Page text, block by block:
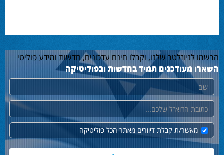
הרשמו לניוזלטר שלנו, וקבלו חינם עדכונים, חדשות ומידע פוליטי
השארו מעודכנים תמיד בחדשות ובפוליטיקה
שם
דוא"ל
מאשר/ת קבלת דיוורים מאתר הכל פוליטיקה